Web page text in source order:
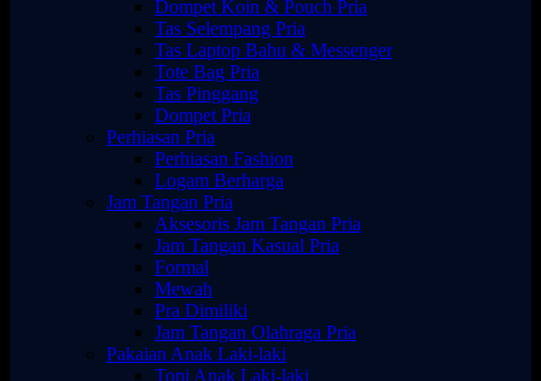
Dompet Koin & Pouch Pria
Tas Selempang Pria
Tas Laptop Bahu & Messenger
Tote Bag Pria
Tas Pinggang
Dompet Pria
Perhiasan Pria
Perhiasan Fashion
Logam Berharga
Jam Tangan Pria
Aksesoris Jam Tangan Pria
Jam Tangan Kasual Pria
Formal
Mewah
Pra Dimiliki
Jam Tangan Olahraga Pria
Pakaian Anak Laki-laki
Topi Anak Laki-laki